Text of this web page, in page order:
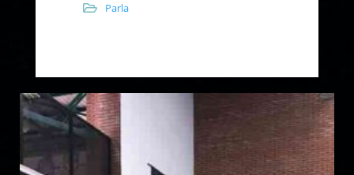
Parla